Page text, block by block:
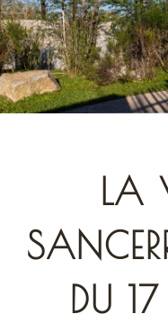
LA
DU 17